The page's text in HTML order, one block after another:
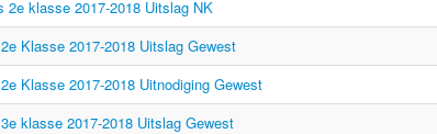
2e klasse 2017-2018 Uitslag NK
Klasse 2017-2018 Uitslag Gewest
Klasse 2017-2018 Uitnodiging Gewest
klasse 2017-2018 Uitslag Gewest